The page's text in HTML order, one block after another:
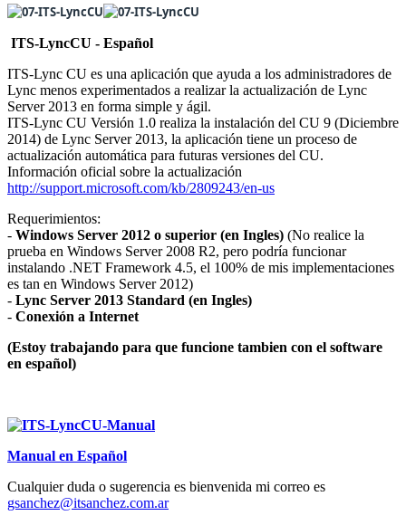
ITS-LyncCU - Español
ITS-Lync CU es una aplicación que ayuda a los administradores de
Lync menos experimentados a realizar la actualización de Lync
Server 2013 en forma simple y ágil.
ITS-Lync CU Versión 1.0 realiza la instalación del CU 9 (Diciembre
2014) de Lync Server 2013, la aplicación tiene un proceso de
actualización automática para futuras versiones del CU.
Información oficial sobre la actualización
http://support.microsoft.com/kb/2809243/en-us
Requerimientos:
- Windows Server 2012 o superior (en Ingles) (No realice la
prueba en Windows Server 2008 R2, pero podría funcionar
instalando .NET Framework 4.5, el 100% de mis implementaciones
es tan en Windows Server 2012)
- Lync Server 2013 Standard (en Ingles)
- Conexión a Internet
(Estoy trabajando para que funcione tambien con el software
en español)
Manual en Español
Cualquier duda o sugerencia es bienvenida mi correo es
gsanchez@itsanchez.com.ar